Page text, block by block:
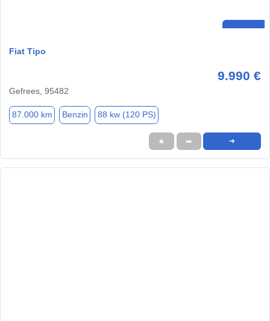
Fiat Tipo
9.990 €
Gefrees, 95482
87.000 km Benzin 88 kw (120 PS)
★ ➦ ➜